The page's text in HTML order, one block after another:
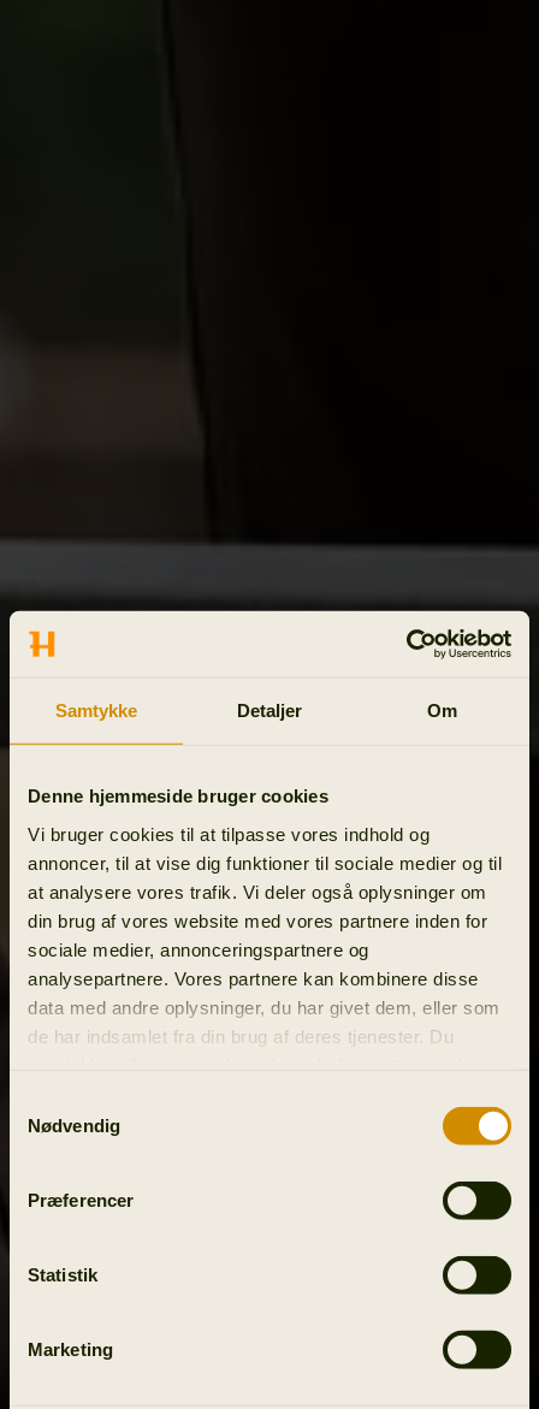
Samtykke Detaljer Om
Denne hjemmeside bruger cookies
Vi bruger cookies til at tilpasse vores indhold og
annoncer, til at vise dig funktioner til sociale medier og til
at analysere vores trafik. Vi deler også oplysninger om
din brug af vores website med vores partnere inden for
sociale medier, annonceringspartnere og
analysepartnere. Vores partnere kan kombinere disse
data med andre oplysninger, du har givet dem, eller som
de har indsamlet fra din brug af deres tjenester. Du
Nødvendig
Præferencer
Statistik
Marketing